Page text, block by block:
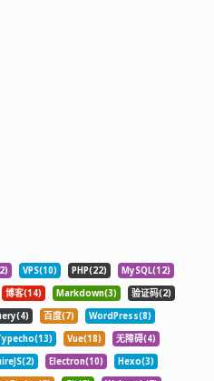
VPS(10) PHP(22)
MySQL(12)
博客(14) Markdown(3)
验证码(2)
百度(7)
WordPress(8)
Vue(18)
无障碍(4)
Electron(10)
Hexo(3)